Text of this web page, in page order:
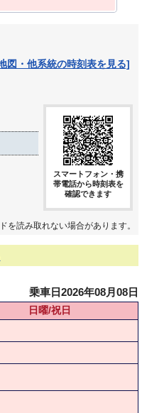
図・他系統の時刻表を見る]
スマートフォン・携
帯電話から時刻表を
確認できます
読み取れない場合があります。
乗車日2026年08月08日
日曜/祝日